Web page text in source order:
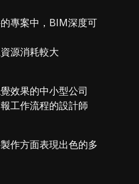
專案中，BIM深度可
源消耗較大
效果的中小型公司
工作流程的設計師
作方面表現出色的多